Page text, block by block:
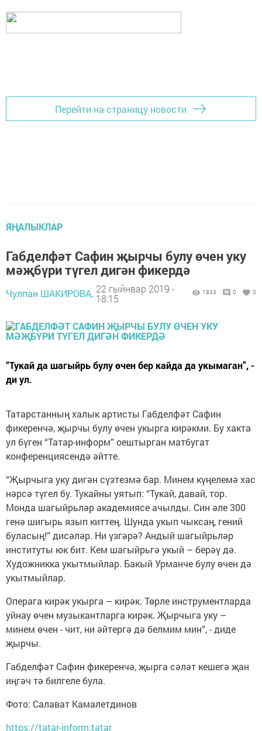
Перейти на страницу новости
ЯҢАЛЫКЛАР
Габделфәт Сафин җырчы булу өчен уку
мәҗбүри түгел дигән фикердә
Чулпан ШАКИРОВА, 22 гыйнвар 2019 -
18:15
1833 0 0
“Тукай да шагыйрь булу өчен бер кайда да укымаган”, -
ди ул.
Татарстанның халык артисты Габделфәт Сафин
фикеренчә, җырчы булу өчен укырга кирәкми. Бу хакта
ул бүген “Татар-информ” оештырган матбугат
конференциясендә әйтте.
“Җырчыга уку дигән сүзтезмә бар. Минем күңелемә хас
нәрсә түгел бу. Тукайны уятып: “Тукай, давай, тор.
Монда шагыйрьләр академиясе ачылды. Син әле 300
генә шигырь язып киттең. Шунда укып чыксаң, гений
буласың!” дисәләр. Ни үзгәрә? Андый шагыйрьләр
институты юк бит. Кем шагыйрьгә укый – берәү дә.
Художникка укытмыйлар. Бакый Урманче булу өчен дә
укытмыйлар.
Операга кирәк укырга – кирәк. Төрле инструментларда
уйнау өчен музыкантларга кирәк. Җырчыга уку –
минем өчен - чит, ни әйтергә дә белмим мин”, - диде
җырчы.
Габделфәт Сафин фикеренчә, җырга сәләт кешегә җан
иңгәч тә билгеле була.
Фото: Салават Камалетдинов
https://tatar-inform.tatar